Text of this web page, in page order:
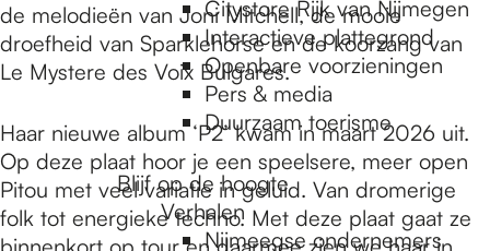
Citystore Rijk van Nijmegen
Interactieve plattegrond
Openbare voorzieningen
Pers & media
Duurzaam toerisme
Blijf op de hoogte
Verhalen
Nijmeegse ondernemers
de melodieën van Joni Mitchell, de mooie
droefheid van Sparklehorse en de koorzang van
Le Mystere des Voix Bulgares.
Haar nieuwe album ‘P2’ kwam in maart 2026 uit.
Op deze plaat hoor je een speelsere, meer open
Pitou met veel variatie in geluid. Van dromerige
folk tot energieke techno. Met deze plaat gaat ze